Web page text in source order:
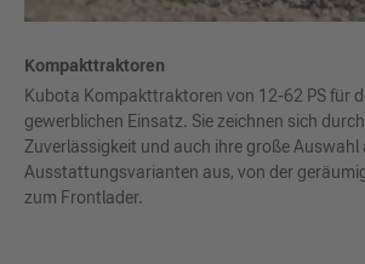
Kompakttraktoren
Kubota Kompakttraktoren von 12-62 PS für
gewerblichen Einsatz. Sie zeichnen sich
Zuverlässigkeit und auch ihre große Auswahl
Ausstattungsvarianten aus, von der
zum Frontlader.